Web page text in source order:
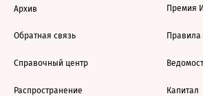
Архив
Обратная связь
Справочный центр
Распространение
Премия
Правила
Капитал